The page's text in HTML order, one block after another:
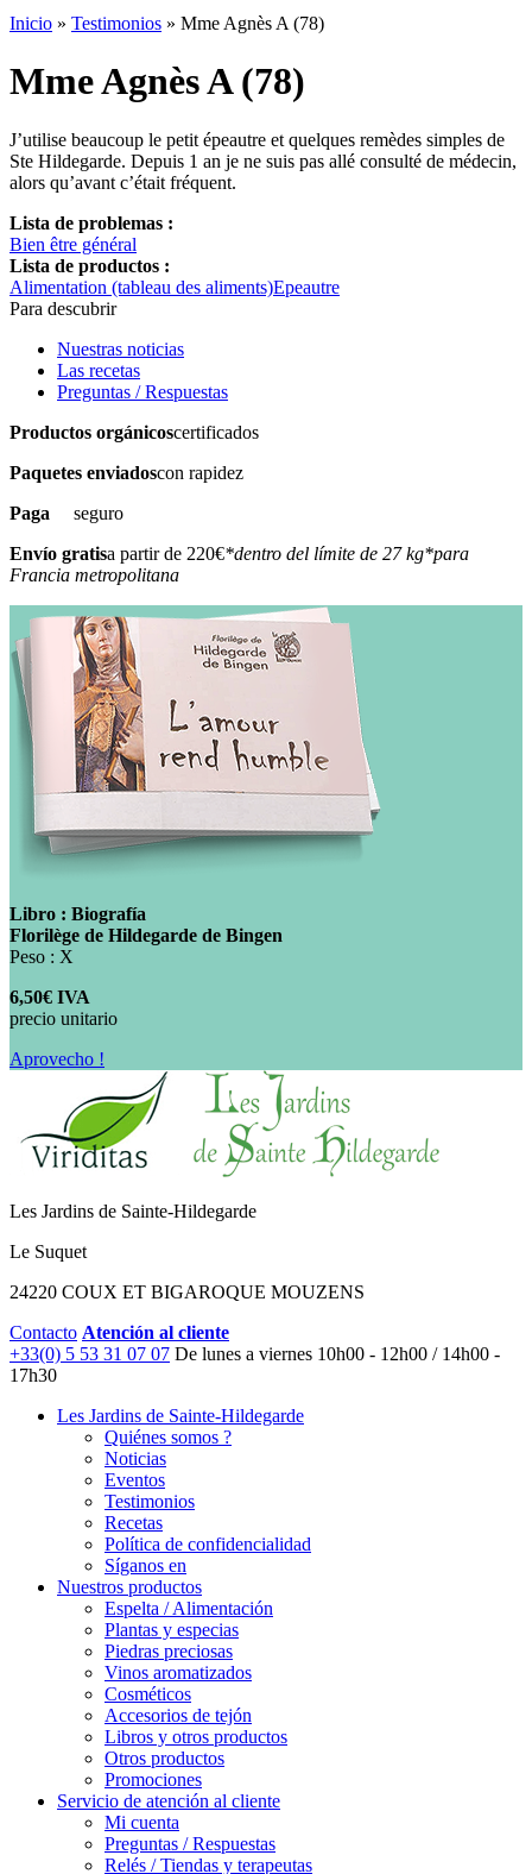
Inicio » Testimonios » Mme Agnès A (78)
Mme Agnès A (78)
J’utilise beaucoup le petit épeautre et quelques remèdes simples de
Ste Hildegarde. Depuis 1 an je ne suis pas allé consulté de médecin,
alors qu’avant c’était fréquent.
Lista de problemas :
Bien être général
Lista de productos :
Alimentation (tableau des aliments)Epeautre
Para descubrir
Nuestras noticias
Las recetas
Preguntas / Respuestas
Productos orgánicoscertificados
Paquetes enviadoscon rapidez
Paga seguro
Envío gratisa partir de 220€*dentro del límite de 27 kg*para
Francia metropolitana
Libro : Biografía
Florilège de Hildegarde de Bingen
Peso : X
6,50€ IVA
precio unitario
Aprovecho !
Les Jardins de Sainte-Hildegarde
Le Suquet
24220 COUX ET BIGAROQUE MOUZENS
Contacto Atención al cliente
+33(0) 5 53 31 07 07 De lunes a viernes 10h00 - 12h00 / 14h00 -
17h30
Les Jardins de Sainte-Hildegarde
Quiénes somos ?
Noticias
Eventos
Testimonios
Recetas
Política de confidencialidad
Síganos en
Nuestros productos
Espelta / Alimentación
Plantas y especias
Piedras preciosas
Vinos aromatizados
Cosméticos
Accesorios de tejón
Libros y otros productos
Otros productos
Promociones
Servicio de atención al cliente
Mi cuenta
Preguntas / Respuestas
Relés / Tiendas y terapeutas